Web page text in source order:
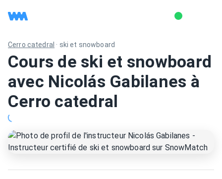
Cerro catedral · ski et snowboard
Cours de ski et snowboard
avec Nicolás Gabilanes à
Cerro catedral